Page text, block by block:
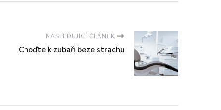
NASLEDUJÍCÍ ČLÁNEK
Choďte k zubaři beze strachu